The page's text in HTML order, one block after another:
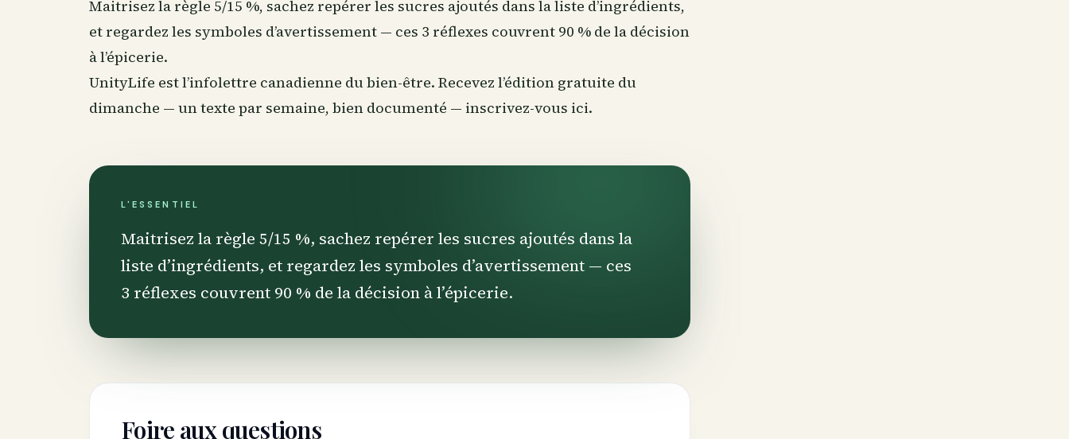
Maitrisez la règle 5/15 %, sachez repérer les sucres ajoutés dans la liste d’ingrédients,
et regardez les symboles d’avertissement — ces 3 réflexes couvrent 90 % de la décision
à l’épicerie.
UnityLife est l’infolettre canadienne dubien-être. Recevez l’édition gratuite du
dimanche — un texte par semaine, bien documenté — inscrivez-vous ici.
L'ESSENTIEL
Maitrisez la règle 5/15 %, sachez repérer les sucres ajoutés dans la
liste d’ingrédients, et regardez les symboles d’avertissement — ces
3 réflexes couvrent 90 % de la décision à l’épicerie.
Foire aux questions